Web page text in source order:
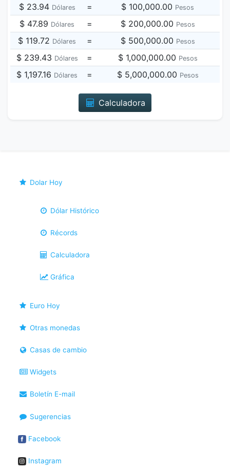
$ 23.94 Dólares = $ 100,000.00 Pesos
$ 47.89 Dólares = $ 200,000.00 Pesos
$ 119.72 Dólares = $ 500,000.00 Pesos
$ 239.43 Dólares = $ 1,000,000.00 Pesos
$ 1,197.16 Dólares = $ 5,000,000.00 Pesos
Calculadora
Dolar Hoy
Dólar Histórico
Récords
Calculadora
Gráfica
Euro Hoy
Otras monedas
Casas de cambio
Widgets
Boletín E-mail
Sugerencias
Facebook
Instagram